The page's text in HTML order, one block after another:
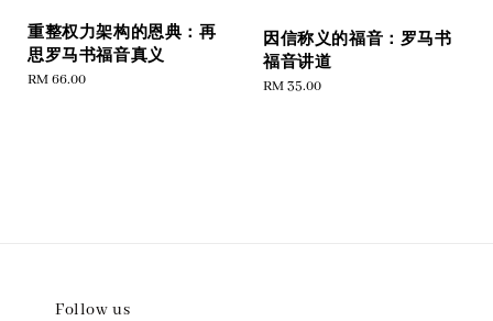
重整权力架构的恩典：再
思罗马书福音真义
Regular
RM 66.00
因信称义的福音：罗马书
福音讲道
Regular
RM 35.00
Follow us